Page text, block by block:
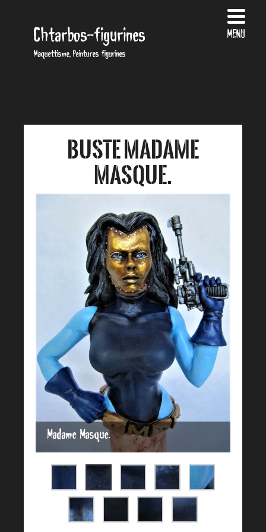
Chtarbos-figurines
Maquettisme, Peintures figurines
Buste Madame
Masque.
Madame Masque.
MENU